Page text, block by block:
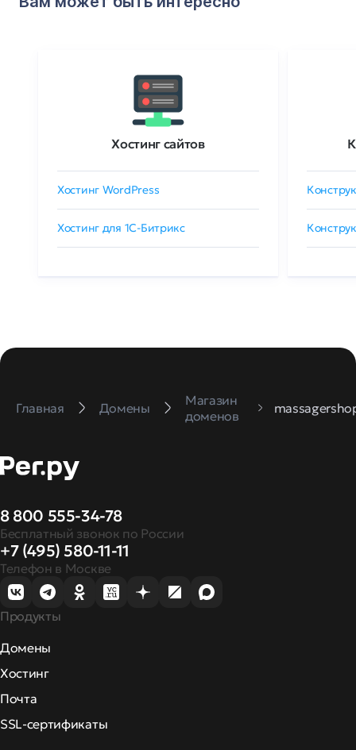
Хостинг сайтов
Хостинг WordPress
Хостинг для 1C-Битрикс
Главная Домены
Магазин
доменов
8 800 555-34-78
Бесплатный звонок по России
+7 (495) 580-11-11
Телефон в Москве
Продукты
Домены
Хостинг
Почта
SSL-сертификаты